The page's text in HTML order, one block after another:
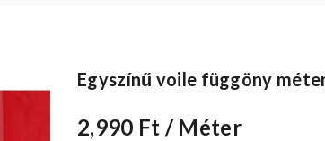
Egyszínű voile függöny
2,990 Ft / Méter